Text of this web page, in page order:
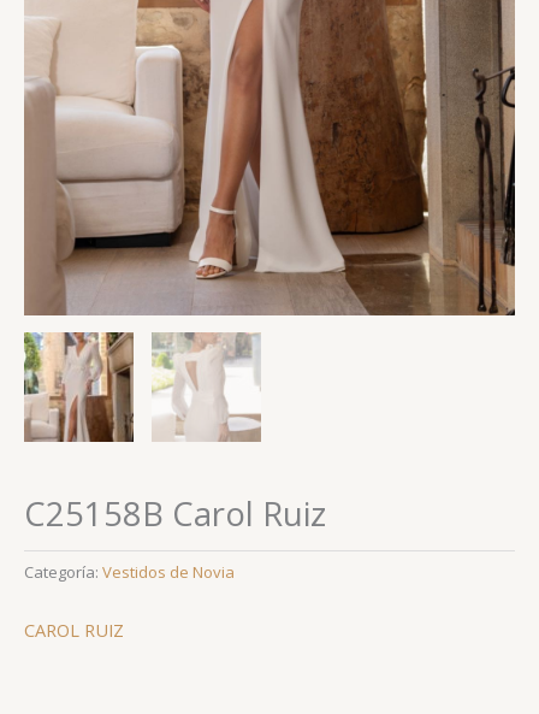
C25158B Carol Ruiz
Categoría: Vestidos de Novia
CAROL RUIZ